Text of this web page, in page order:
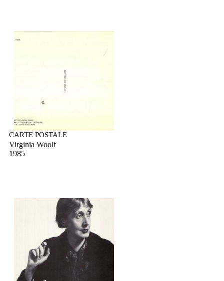
CARTE POSTALE
Virginia Woolf
1985